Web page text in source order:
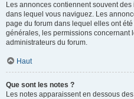
Les annonces contiennent souvent
dans lequel vous naviguez. Les
page du forum dans lequel elles ont
générales, les permissions concernant
administrateurs du forum.
Haut
Que sont les notes ?
Les notes apparaissent en dessous